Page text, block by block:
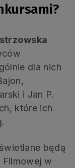
dla nich
i Jan P.
które ich
będą
Filmowej w